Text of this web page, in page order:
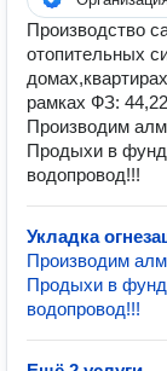
Производство
отопительных
рамках ФЗ:
Производим
Продыхи в
водопровод!!!
Укладка
Производим
Продыхи в
водопровод!!!